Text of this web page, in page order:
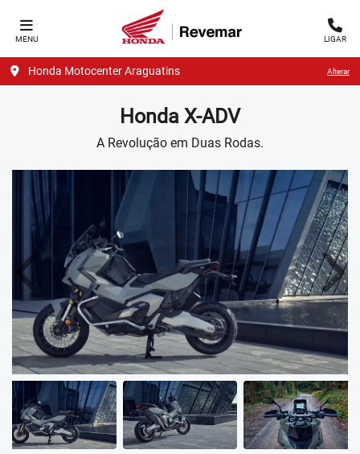
MENU LIGAR
Honda Motocenter Araguatins Alterar
Honda X-ADV
A Revolução em Duas Rodas.
Anterior